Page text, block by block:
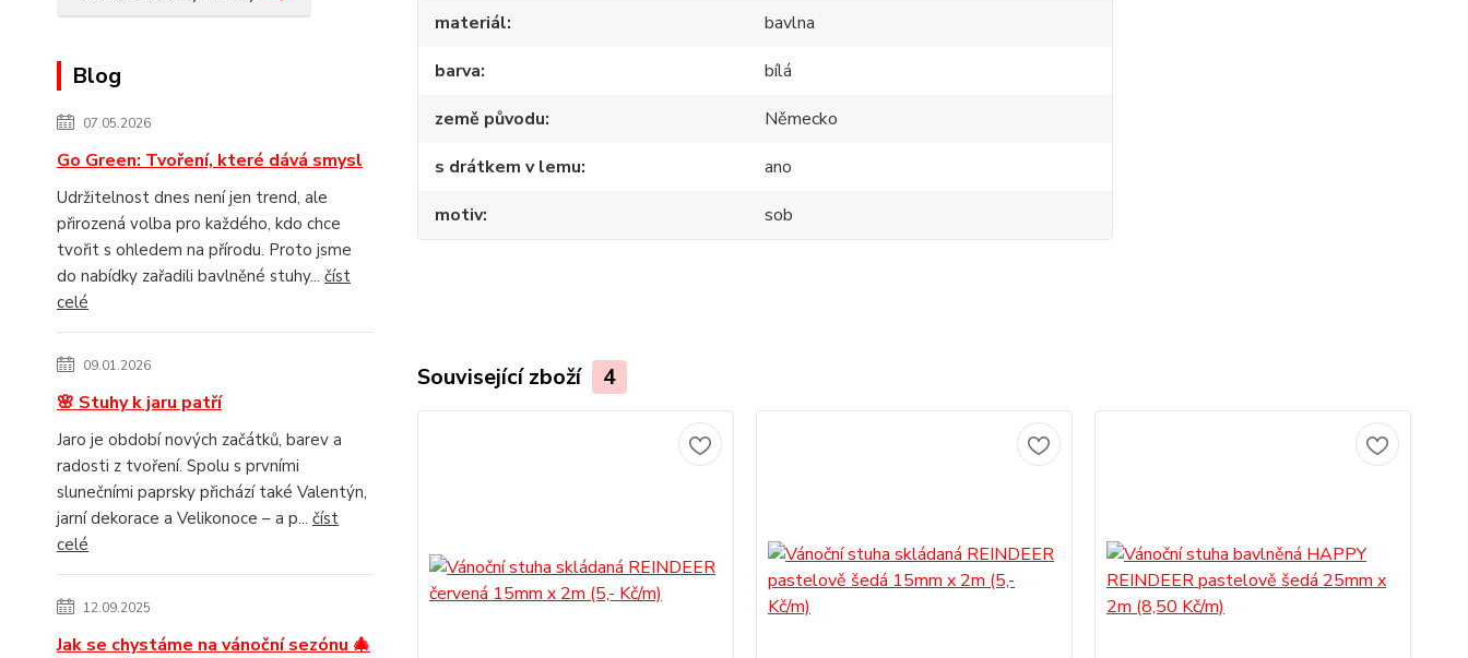
Blog
07.05.2026
Go Green: Tvoření, které dává smysl
Udržitelnost dnes není jen trend, ale
přirozená volba pro každého, kdo chce
tvořit s ohledem na přírodu. Proto jsme
do nabídky zařadili bavlněné stuhy... číst
celé
09.01.2026
🌸 Stuhy k jaru patří
Jaro je období nových začátků, barev a
radosti z tvoření. Spolu s prvními
slunečními paprsky přichází také Valentýn,
jarní dekorace a Velikonoce – a p... číst
celé
12.09.2025
Jak se chystáme na vánoční sezónu 🎄
materiál
bavlna
barva
bílá
země původu
Německo
s drátkem v lemu
ano
motiv
sob
Související zboží 4